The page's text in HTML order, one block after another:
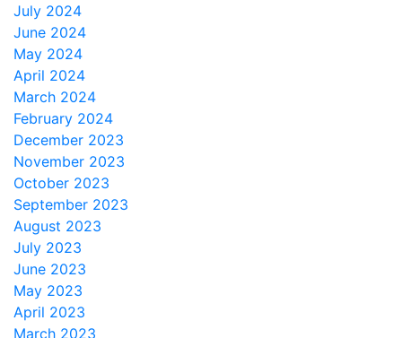
July 2024
June 2024
May 2024
April 2024
March 2024
February 2024
December 2023
November 2023
October 2023
September 2023
August 2023
July 2023
June 2023
May 2023
April 2023
March 2023